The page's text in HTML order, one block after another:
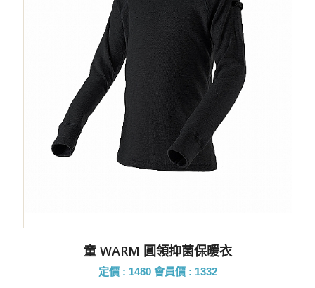
童 WARM 圓領抑菌保暖衣
定價 : 1480 會員價 : 1332